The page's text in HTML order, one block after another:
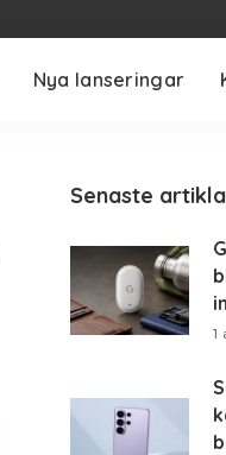
Nya lanseringar
Senaste
1